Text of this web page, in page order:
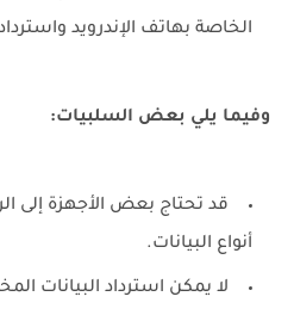
الخاصة بهاتف الإندرويد
وفيما يلي بعض السلبيات:
أنواع البيانات.
لا يمكن استرداد البيانات